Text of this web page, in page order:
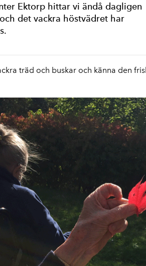
Ektorp hittar vi ändå dagligen
det vackra höstvädret har
träd och buskaroch känna den